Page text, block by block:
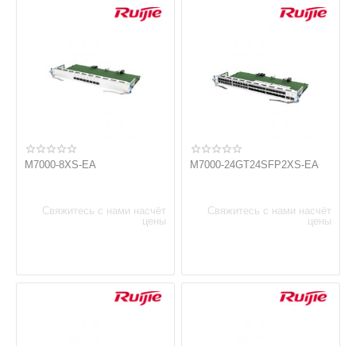
M7000-8XS-EA
Свяжитесь с нами насчёт
цены
M7000-24GT24SFP2XS-EA
Свяжитесь с нами насчёт
цены